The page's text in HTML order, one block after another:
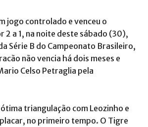
jogo controlado e venceu o
2 a 1, na noite deste sábado (30),
Série B do Campeonato Brasileiro,
não vencia há dois meses e
Celso Petraglia pela
triangulação com Leozinho e
no primeiro tempo. O Tigre